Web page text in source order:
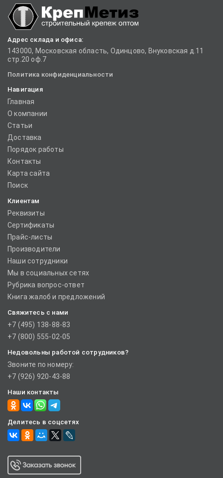
Адрес склада и офиса:
143000, Московская область, Одинцово, Внуковская д.11
стр.20 оф.7
Политика конфиденциальности
Навигация
Главная
О компании
Статьи
Доставка
Порядок работы
Контакты
Карта сайта
Поиск
Клиентам
Реквизиты
Сертификаты
Прайс-листы
Производители
Наши сотрудники
Мы в социальных сетях
Рубрика вопрос-ответ
Книга жалоб и предложений
Свяжитесь с нами
+7 (495) 138-88-83
+7 (800) 555-02-05
Недовольны работой сотрудников?
Звоните по номеру:
+7 (926) 920-43-88
Наши контакты
Делитесь в соцсетях